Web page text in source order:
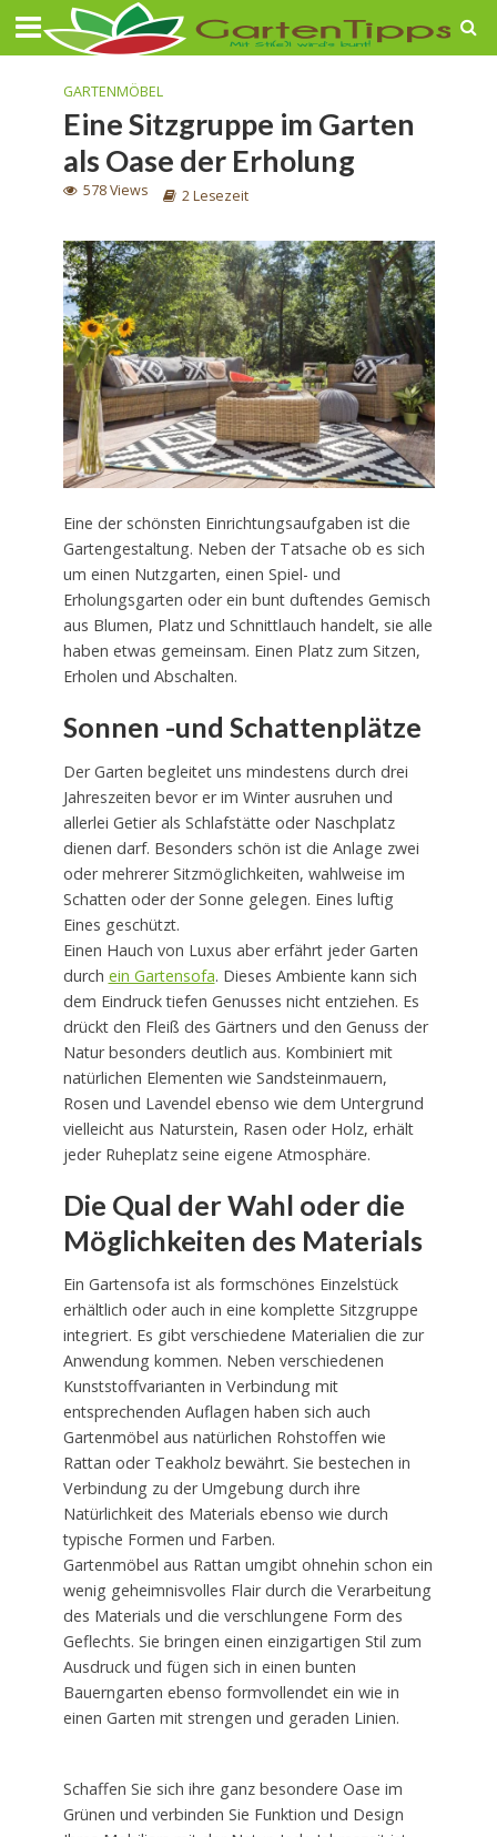
GARTENMÖBEL
Eine Sitzgruppe im Garten
als Oase der Erholung
578 Views 2 Lesezeit
Eine der schönsten Einrichtungsaufgaben ist die
Gartengestaltung. Neben der Tatsache ob es sich
um einen Nutzgarten, einen Spiel- und
Erholungsgarten oder ein bunt duftendes Gemisch
aus Blumen, Platz und Schnittlauch handelt, sie alle
haben etwas gemeinsam. Einen Platz zum Sitzen,
Erholen und Abschalten.
Sonnen -und Schattenplätze
Der Garten begleitet uns mindestens durch drei
Jahreszeiten bevor er im Winter ausruhen und
allerlei Getier als Schlafstätte oder Naschplatz
dienen darf. Besonders schön ist die Anlage zwei
oder mehrerer Sitzmöglichkeiten, wahlweise im
Schatten oder der Sonne gelegen. Eines luftig
Eines geschützt.
Einen Hauch von Luxus aber erfährt jeder Garten
durch ein Gartensofa. Dieses Ambiente kann sich
dem Eindruck tiefen Genusses nicht entziehen. Es
drückt den Fleiß des Gärtners und den Genuss der
Natur besonders deutlich aus. Kombiniert mit
natürlichen Elementen wie Sandsteinmauern,
Rosen und Lavendel ebenso wie dem Untergrund
vielleicht aus Naturstein, Rasen oder Holz, erhält
jeder Ruheplatz seine eigene Atmosphäre.
Die Qual der Wahl oder die
Möglichkeiten des Materials
Ein Gartensofa ist als formschönes Einzelstück
erhältlich oder auch in eine komplette Sitzgruppe
integriert. Es gibt verschiedene Materialien die zur
Anwendung kommen. Neben verschiedenen
Kunststoffvarianten in Verbindung mit
entsprechenden Auflagen haben sich auch
Gartenmöbel aus natürlichen Rohstoffen wie
Rattan oder Teakholz bewährt. Sie bestechen in
Verbindung zu der Umgebung durch ihre
Natürlichkeit des Materials ebenso wie durch
typische Formen und Farben.
Gartenmöbel aus Rattan umgibt ohnehin schon ein
wenig geheimnisvolles Flair durch die Verarbeitung
des Materials und die verschlungene Form des
Geflechts. Sie bringen einen einzigartigen Stil zum
Ausdruck und fügen sich in einen bunten
Bauerngarten ebenso formvollendet ein wie in
einen Garten mit strengen und geraden Linien.
Schaffen Sie sich ihre ganz besondere Oase im
Grünen und verbinden Sie Funktion und Design